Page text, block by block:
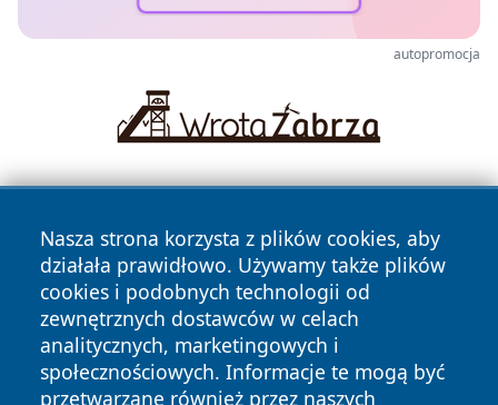
autopromocja
Nasza strona korzysta z plików cookies, aby
działała prawidłowo. Używamy także plików
cookies i podobnych technologii od
zewnętrznych dostawców w celach
analitycznych, marketingowych i
społecznościowych. Informacje te mogą być
przetwarzane również przez naszych
Copyright © 2026 pulsbydgoszczy.pl Wszystkie prawa
zastrzeżone.